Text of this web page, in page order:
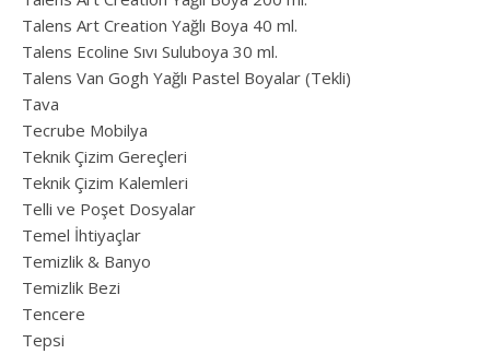
Talens Art Creation Yağlı Boya 40 ml.
Talens Ecoline Sıvı Suluboya 30 ml.
Talens Van Gogh Yağlı Pastel Boyalar (Tekli)
Tava
Tecrube Mobilya
Teknik Çizim Gereçleri
Teknik Çizim Kalemleri
Telli ve Poşet Dosyalar
Temel İhtiyaçlar
Temizlik & Banyo
Temizlik Bezi
Tencere
Tepsi